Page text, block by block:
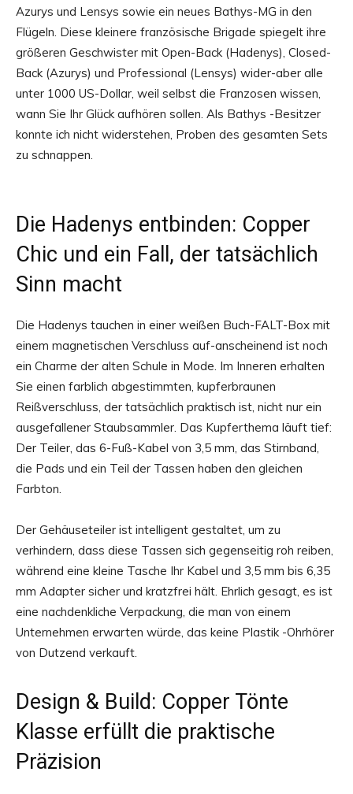
Azurys und Lensys sowie ein neues Bathys-MG in den
Flügeln. Diese kleinere französische Brigade spiegelt ihre
größeren Geschwister mit Open-Back (Hadenys), Closed-
Back (Azurys) und Professional (Lensys) wider-aber alle
unter 1000 US-Dollar, weil selbst die Franzosen wissen,
wann Sie Ihr Glück aufhören sollen. Als Bathys -Besitzer
konnte ich nicht widerstehen, Proben des gesamten Sets
zu schnappen.
Die Hadenys entbinden: Copper
Chic und ein Fall, der tatsächlich
Sinn macht
Die Hadenys tauchen in einer weißen Buch-FALT-Box mit
einem magnetischen Verschluss auf-anscheinend ist noch
ein Charme der alten Schule in Mode. Im Inneren erhalten
Sie einen farblich abgestimmten, kupferbraunen
Reißverschluss, der tatsächlich praktisch ist, nicht nur ein
ausgefallener Staubsammler. Das Kupferthema läuft tief:
Der Teiler, das 6-Fuß-Kabel von 3,5 mm, das Stirnband,
die Pads und ein Teil der Tassen haben den gleichen
Farbton.
Der Gehäuseteiler ist intelligent gestaltet, um zu
verhindern, dass diese Tassen sich gegenseitig roh reiben,
während eine kleine Tasche Ihr Kabel und 3,5 mm bis 6,35
mm Adapter sicher und kratzfrei hält. Ehrlich gesagt, es ist
eine nachdenkliche Verpackung, die man von einem
Unternehmen erwarten würde, das keine Plastik -Ohrhörer
von Dutzend verkauft.
Design & Build: Copper Tönte
Klasse erfüllt die praktische
Präzision